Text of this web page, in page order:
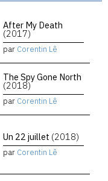
After My Death
(2017)
par Corentin Lê
The Spy Gone North
(2018)
par Corentin Lê
Un 22 juillet (2018)
par Corentin Lê